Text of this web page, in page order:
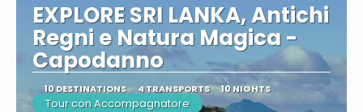
EXPLORE SRI LANKA, Antichi
Regni e Natura Magica -
Capodanno
10 DESTINATIONS 4 TRANSPORTS 10 NIGHTS
Tour con Accompagnatore